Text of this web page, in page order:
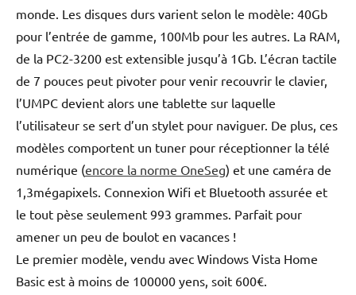
monde. Les disques durs varient selon le modèle: 40Gb
pour l’entrée de gamme, 100Mb pour les autres. La RAM,
de la PC2-3200 est extensible jusqu’à 1Gb. L’écran tactile
de 7 pouces peut pivoter pour venir recouvrir le clavier,
l’UMPC devient alors une tablette sur laquelle
l’utilisateur se sert d’un stylet pour naviguer. De plus, ces
modèles comportent un tuner pour réceptionner la télé
numérique (encore la norme OneSeg) et une caméra de
1,3mégapixels. Connexion Wifi et Bluetooth assurée et
le tout pèse seulement 993 grammes. Parfait pour
amener un peu de boulot en vacances !
Le premier modèle, vendu avec Windows Vista Home
Basic est à moins de 100000 yens, soit 600€.